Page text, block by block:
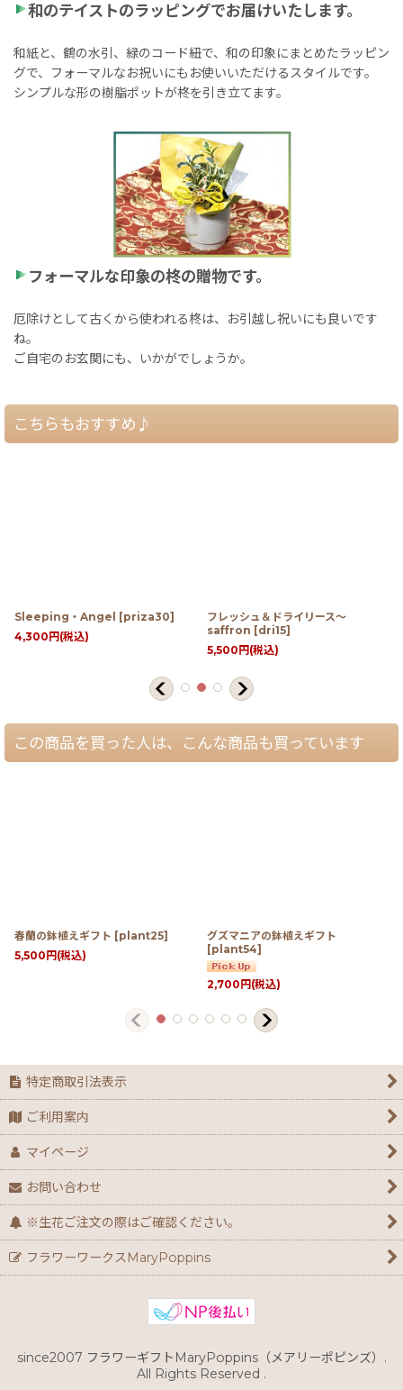
和のテイストのラッピングでお届けいたします。
和紙と、鶴の水引、緑のコード紐で、和の印象にまとめたラッピン
グで、フォーマルなお祝いにもお使いいただけるスタイルです。
シンプルな形の樹脂ポットが柊を引き立てます。
フォーマルな印象の柊の贈物です。
厄除けとして古くから使われる柊は、お引越し祝いにも良いです
ね。
ご自宅のお玄関にも、いかがでしょうか。
こちらもおすすめ♪
Sleeping・Angel [priza30]
4,300 円 (税込)
フレッシュ＆ドライリース〜
saffron [dri15]
5,500 円 (税込)
この商品を買った人は、こんな商品も買っています
春蘭の鉢植えギフト [plant25]
5,500円(税込)
グズマニアの鉢植えギフト
[plant54]
2,700 円 (税込)
特定商取引法表示
ご利用案内
マイページ
お問い合わせ
※生花ご注文の際はご確認ください。
フラワーワークスMaryPoppins
since2007 フラワーギフトMaryPoppins（メアリーポピンズ）.
All Rights Reserved .